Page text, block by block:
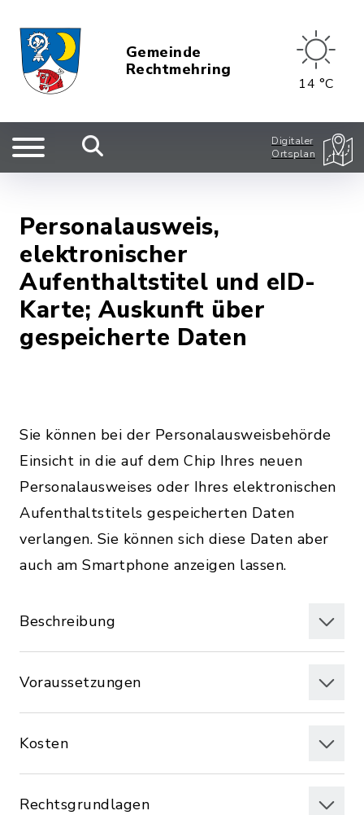
Gemeinde
Rechtmehring
14 °C
Digitaler
Ortsplan
Personalausweis,
elektronischer
Aufenthaltstitel und eID-
Karte; Auskunft über
gespeicherte Daten
Sie können bei der Personalausweisbehörde
Einsicht in die auf dem Chip Ihres neuen
Personalausweises oder Ihres elektronischen
Aufenthaltstitels gespeicherten Daten
verlangen. Sie können sich diese Daten aber
auch am Smartphone anzeigen lassen.
Beschreibung
Voraussetzungen
Kosten
Rechtsgrundlagen